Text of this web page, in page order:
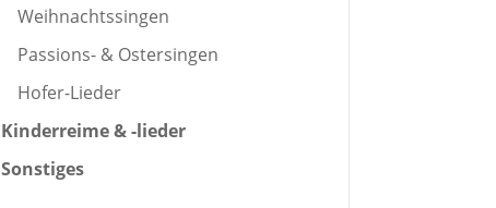
Weihnachtssingen
Passions- & Ostersingen
Hofer-Lieder
Kinderreime & -lieder
Sonstiges